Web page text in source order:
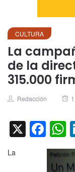
CULTURA
La
de la
315.000
Author
Redacción
X
La